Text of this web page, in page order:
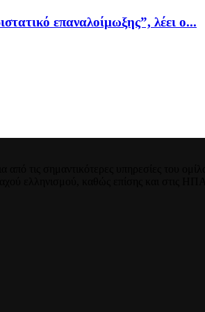
επαναλοίμωξης”, λέει ο...